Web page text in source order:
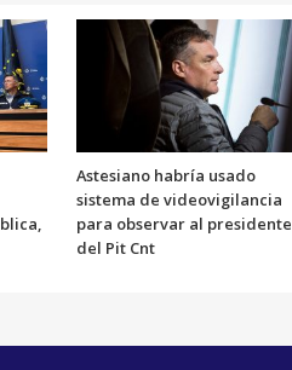
Astesiano habría usado
sistema de videovigilancia
para observar al presidente
del Pit Cnt